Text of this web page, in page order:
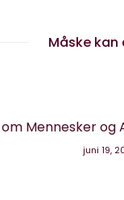
Måske kan
Mennesker og
juni 19,